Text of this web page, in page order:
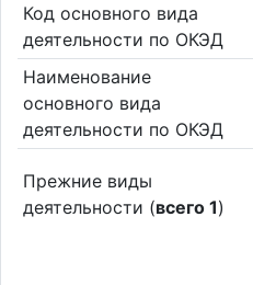
Код основного вида
деятельности по ОКЭД
Наименование
основного вида
деятельности по ОКЭД
Прежние виды
деятельности (всего 1)